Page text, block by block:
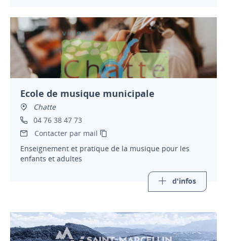
Ecole de musique municipale
Chatte
04 76 38 47 73
Contacter par mail
Enseignement et pratique de la musique pour les
enfants et adultes
d'infos